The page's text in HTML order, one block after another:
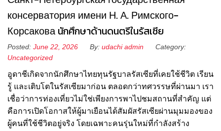
консерватория имени Н. А. Римского-
Корсакова นักศึกษาด้านดนตรีในรัสเซีย
Posted: June 22, 2026 By: udachi admin
Category:
Uncategorized
อูดาชีเกิดจากนักศึกษาไทยทุนรัฐบาลรัสเซียที่เคยใช้ชีวิต เรียน
รู้ และเติบโตในรัสเซียมาก่อน ตลอดกว่าทศวรรษที่ผ่านมา เรา
เชื่อว่าการท่องเที่ยวไม่ใช่เพียงการพาไปชมสถานที่สำคัญ แต่
คือการเปิดโอกาสให้ผู้มาเยือนได้สัมผัสรัสเซียผ่านมุมมองของ
ผู้คนที่ใช้ชีวิตอยู่จริง โดยเฉพาะคนรุ่นใหม่ที่กำลังสร้าง